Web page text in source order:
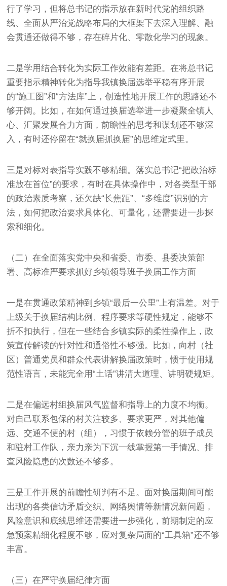
行了学习，但将总书记的指示放在新时代党的组织路
线、全面从严治党战略布局的大框架下去深入理解、融
会贯通还做得不够，存在碎片化、零散化学习的现象。
二是学用结合转化为实际工作效能有差距。在将总书记
重要指示精神转化为指导我镇换届选举平稳有序开展
的“施工图”和“方法库”上，创造性地开展工作的思路还不
够开阔。比如，在如何通过换届选举进一步凝聚全镇人
心、汇聚发展合力方面，前瞻性的思考和谋划还不够深
入，有时还停留在“就换届抓换届”的思维定式里。
三是对标对表指导实践不够精细。落实总书记“把政治标
准放在首位”的要求，有时在具体操作中，对各类型干部
的政治素质考察，还欠缺“长焦距”、“多维度”识别的方
法，如何把政治要求具体化、可量化，还需要进一步探
索和细化。
（二）在全面落实党中央和省委、市委、县委决策部
署、高标准严要求抓好乡镇领导班子换届工作方面
一是在贯通政策精神到乡镇“最后一公里”上有温差。对于
上级关于换届结构比例、程序要求等硬性规定，能够不
折不扣执行，但在一些结合乡镇实际的柔性操作上，政
策宣传解读的针对性和通俗性不够强。比如，向村（社
区）普通党员和群众代表讲解换届政策时，惯于使用规
范性语言，未能完全用“土话”讲清大道理、讲明硬规矩。
二是在偏远村组换届风气监督和指导上的力度不均衡。
对自己联系包保的村关注较多、要求更严，对其他偏
远、交通不便的村（组），习惯于依赖分管的班子成员
和驻村工作队，亲力亲为下沉一线掌握第一手情况、排
查风险隐患的次数还不够多。
三是工作开展的前瞻性研判有不足。面对换届期间可能
出现的各类信访矛盾交织、网络舆情等新情况新问题，
风险意识和底线思维还需要进一步强化，前期制定的应
急预案精细化程度不够，应对复杂局面的“工具箱”还不够
丰富。
（三）在严守换届纪律方面